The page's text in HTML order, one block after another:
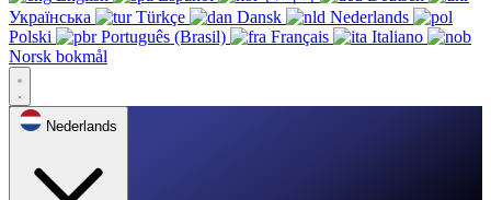
Українська
Türkçe Dansk
Nederlands
Polski
Português (Brasil) Français
Italiano
Norsk bokmål
Nederlands